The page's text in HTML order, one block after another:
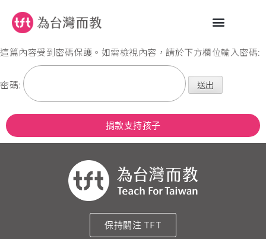
這篇內容受到密碼保護。如需檢視內容，請於下方欄位輸入密碼:
密碼:
捐款支持孩子
保持關注 TFT